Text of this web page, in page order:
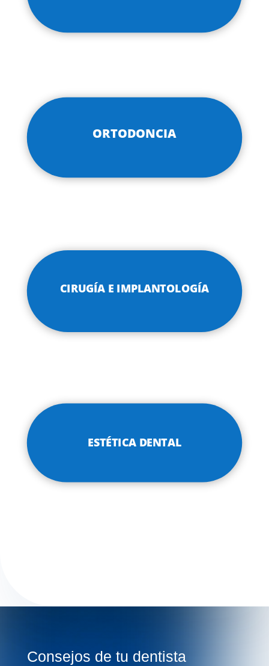
ORTODONCIA
CIRUGÍA E IMPLANTOLOGÍA
ESTÉTICA DENTAL
Consejos de tu dentista